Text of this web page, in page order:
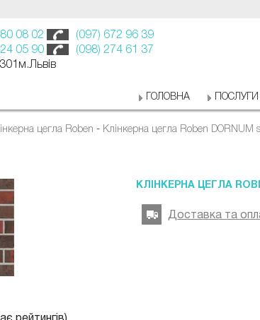
08 02
(097) 672 96 39
05 90
(098) 274 61 37
ГОЛОВНА ПОСЛУГИ
цегла Roben - Клінкерна цегла Roben
КЛІНКЕРНА ЦЕГЛА
Доставка та